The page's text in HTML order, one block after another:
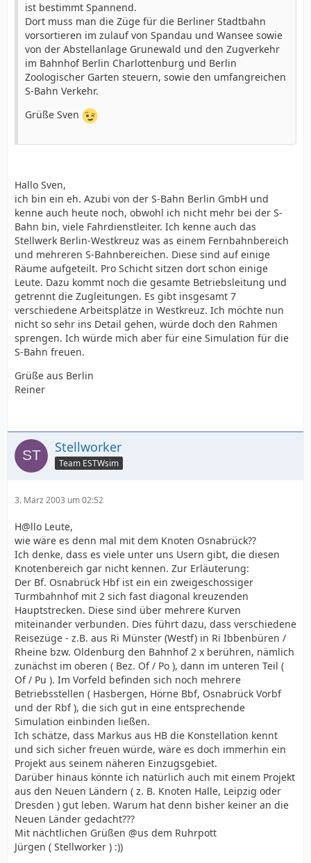
ist bestimmt Spannend.
Dort muss man die Züge für die Berliner Stadtbahn
vorsortieren im zulauf von Spandau und Wansee sowie
von der Abstellanlage Grunewald und den Zugverkehr
im Bahnhof Berlin Charlottenburg und Berlin
Zoologischer Garten steuern, sowie den umfangreichen
S-Bahn Verkehr.
Grüße Sven
Hallo Sven,
ich bin ein eh. Azubi von der S-Bahn Berlin GmbH und
kenne auch heute noch, obwohl ich nicht mehr bei der S-
Bahn bin, viele Fahrdienstleiter. Ich kenne auch das
Stellwerk Berlin-Westkreuz was as einem Fernbahnbereich
und mehreren S-Bahnbereichen. Diese sind auf einige
Räume aufgeteilt. Pro Schicht sitzen dort schon einige
Leute. Dazu kommt noch die gesamte Betriebsleitung und
getrennt die Zugleitungen. Es gibt insgesamt 7
verschiedene Arbeitsplätze in Westkreuz. Ich möchte nun
nicht so sehr ins Detail gehen, würde doch den Rahmen
sprengen. Ich würde mich aber für eine Simulation für die
S-Bahn freuen.
Grüße aus Berlin
Reiner
Stellworker
Team ESTWsim
3. März 2003 um 02:52
H@llo Leute,
wie wäre es denn mal mit dem Knoten Osnabrück??
Ich denke, dass es viele unter uns Usern gibt, die diesen
Knotenbereich gar nicht kennen. Zur Erläuterung:
Der Bf. Osnabrück Hbf ist ein ein zweigeschossiger
Turmbahnhof mit 2 sich fast diagonal kreuzenden
Hauptstrecken. Diese sind über mehrere Kurven
miteinander verbunden. Dies führt dazu, dass verschiedene
Reisezüge - z.B. aus Ri Münster (Westf) in Ri Ibbenbüren /
Rheine bzw. Oldenburg den Bahnhof 2 x berühren, nämlich
zunächst im oberen ( Bez. Of / Po ), dann im unteren Teil (
Of / Pu ). Im Vorfeld befinden sich noch mehrere
Betriebsstellen ( Hasbergen, Hörne Bbf, Osnabrück Vorbf
und der Rbf ), die sich gut in eine entsprechende
Simulation einbinden ließen.
Ich schätze, dass Markus aus HB die Konstellation kennt
und sich sicher freuen würde, wäre es doch immerhin ein
Projekt aus seinem näheren Einzugsgebiet.
Darüber hinaus könnte ich natürlich auch mit einem Projekt
aus den Neuen Ländern ( z. B. Knoten Halle, Leipzig oder
Dresden ) gut leben. Warum hat denn bisher keiner an die
Neuen Länder gedacht???
Mit nächtlichen Grüßen @us dem Ruhrpott
Jürgen ( Stellworker ) :))